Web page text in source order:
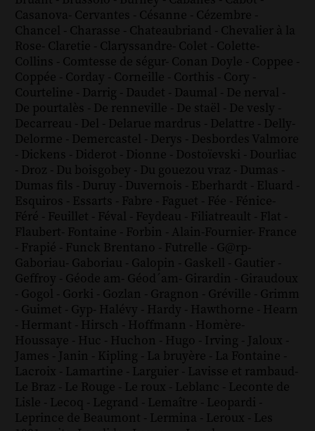
Casanova- Cervantes - Césanne - Cézembre -
Chancel - Charasse - Chateaubriand - Chevalier à la
Rose- Claretie - Claryssandre- Colet - Colette-
Collins - Comtesse de ségur- Conan Doyle - Coppee -
Coppée - Corday - Corneille - Corthis - Cory -
Courteline - Darrig - Daudet - Daumal - De nerval -
De pourtalès - De renneville - De staël - De vesly -
Decarreau - Del - Delarue mardrus - Delattre - Delly-
Delorme - Demercastel - Derys - Desbordes Valmore
- Dickens - Diderot - Dionne - Dostoïevski - Dourliac
- Droz - Du boisgobey - Du gouezou vraz - Dumas -
Dumas fils - Duruy - Duvernois - Eberhardt - Eluard -
Esquiros - Essarts - Fabre - Faguet - Fée - Fénice-
Féré - Feuillet - Féval - Feydeau - Filiatreault - Flat -
Flaubert- Fontaine - Forbin - Alain-Fournier- France
- Frapié - Funck Brentano - Futrelle - G@rp-
Gaboriau- Gaboriau - Galopin - Gaskell - Gautier -
Geffroy - Géode am- Géod´am- Girardin - Giraudoux
- Gogol - Gorki - Gozlan - Gragnon - Gréville - Grimm
- Guimet - Gyp- Halévy - Hardy - Hawthorne - Hearn
- Hermant - Hirsch - Hoffmann - Homère-
Houssaye - Huc - Huchon - Hugo - Irving - Jaloux -
James - Janin - Kipling - La bruyère - La Fontaine -
Lacroix - Lamartine - Larguier - Lavisse et rambaud-
Le Braz - Le Rouge - Le roux - Leblanc - Leconte de
Lisle - Lecoq - Legrand - Lemaître - Leopardi -
Leprince de Beaumont - Lermina - Leroux - Les